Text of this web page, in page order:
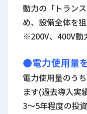
動力の「トラン
め、設備全体を
※200V、400V動
●電力使用量
電力使用量のう
ます(過去導入実
3～5年程度の投